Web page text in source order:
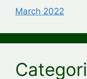
March 2022